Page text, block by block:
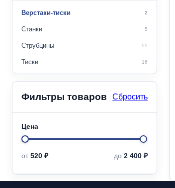
Верстаки-тиски 2
Станки 5
Струбцины 55
Тиски 16
Фильтры товаров Сбросить
Цена
Min
Max
от 520 ₽ до 2 400 ₽